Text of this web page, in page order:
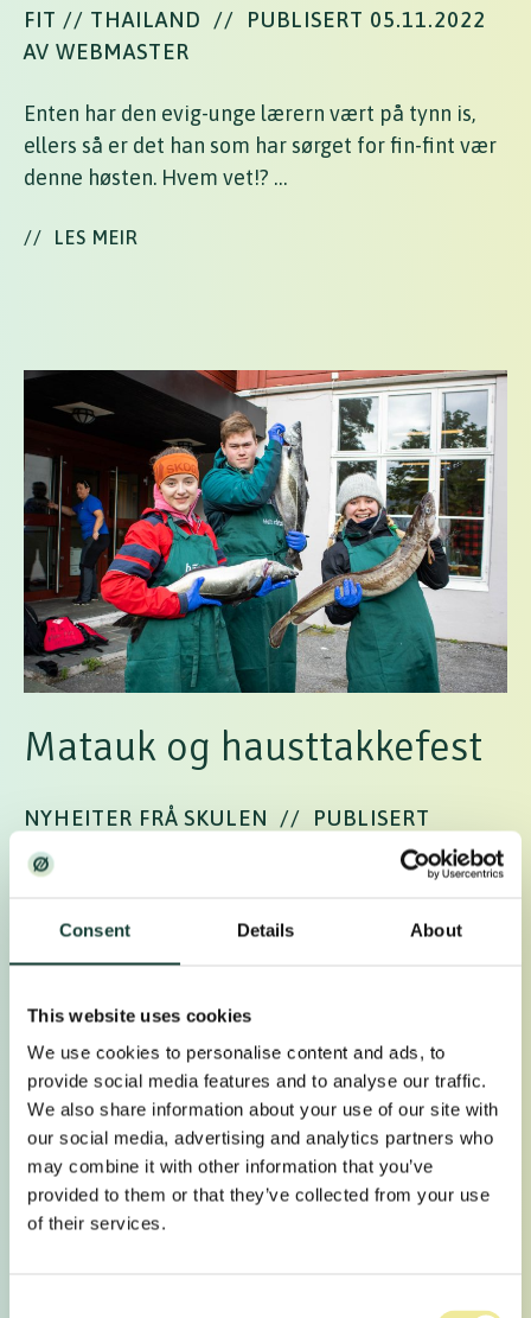
Consent Details About
This website uses cookies
We use cookies to personalise content and ads, to
provide social media features and to analyse our traffic.
We also share information about your use of our site with
our social media, advertising and analytics partners who
may combine it with other information that you’ve
provided to them or that they’ve collected from your use
of their services.
FIT // THAILAND //
PUBLISERT 05.11.2022
AV WEBMASTER
Enten har den evig-unge lærern vært på tynn is,
ellers så er det han som har sørget for fin-fint vær
denne høsten. Hvem vet!? …
// LES MEIR
Matauk og hausttakkefest
NYHEITER FRÅ SKULEN //
PUBLISERT
26.09.2022 AV WEBMASTER
Folkehøgskule! Matauk er eit lokalt uttrykk for «å